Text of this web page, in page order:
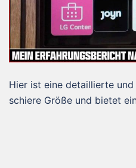
Hier ist eine detaillierte
schiere Größe und bietet